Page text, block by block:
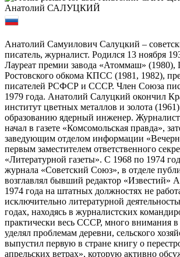
Анатолий САЛУЦКИЙ
Анатолий Самуилович Салуцкий –
писатель, журналист. Родился 13 ноября
Лауреат премии завода «Атоммаш» (1980),
Ростовского обкома КПСС (1981, 1982),
писателей РСФСР и СССР. Член Союза
1979 года. Анатолий Салуцкий окончил
институт цветных металлов и золота
образованию ядерный инженер.
начал в газете «Комсомольская правда»,
заведующим отделом информации
первым заместителем ответственного
«Литературной газеты». С 1968 по 1974
журнала «Советский Союз», в отделе
возглавлял бывший редактор
1974 года на штатных должностях не
исключительно литературной
годах, находясь в журналистских
практически весь СССР, много внимания в
уделял проблемам деревни, сельского
выпустил первую в стране книгу о
апрельских ветрах», которую активно